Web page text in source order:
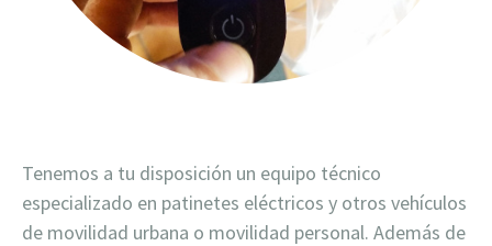
Tenemos a tu disposición un equipo técnico
especializado en patinetes eléctricos y otros vehículos
de movilidad urbana o movilidad personal. Además de